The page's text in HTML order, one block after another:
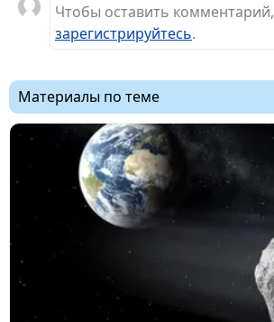
Чтобы оставить комментарий,
зарегистрируйтесь.
Материалы по теме